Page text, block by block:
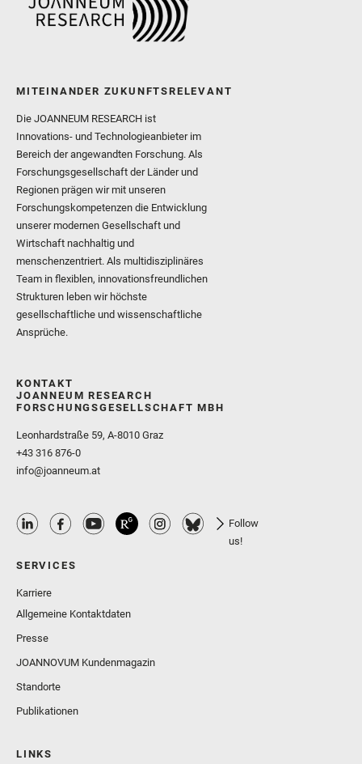
MITEINANDER ZUKUNFTSRELEVANT
Die JOANNEUM RESEARCH ist
Innovations- und Technologieanbieter im
Bereich der angewandten Forschung. Als
Forschungsgesellschaft der Länder und
Regionen prägen wir mit unseren
Forschungskompetenzen die Entwicklung
unserer modernen Gesellschaft und
Wirtschaft nachhaltig und
menschenzentriert. Als multidisziplinäres
Team in flexiblen, innovationsfreundlichen
Strukturen leben wir höchste
gesellschaftliche und wissenschaftliche
Ansprüche.
KONTAKT
JOANNEUM RESEARCH
FORSCHUNGSGESELLSCHAFT MBH
Leonhardstraße 59, A-8010 Graz
+43 316 876-0
info@joanneum.at
Follow
us!
SERVICES
Karriere
Allgemeine Kontaktdaten
Presse
JOANNOVUM Kundenmagazin
Standorte
Publikationen
LINKS